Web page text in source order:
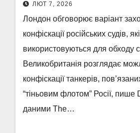
ЛЮТ 7, 2026
Лондон обговорює варіант
конфіскації російських судів, які
використовуються для обходу
Великобританія розглядає
конфіскації танкерів,
“тіньовим флотом” Росії, пише
даними The…